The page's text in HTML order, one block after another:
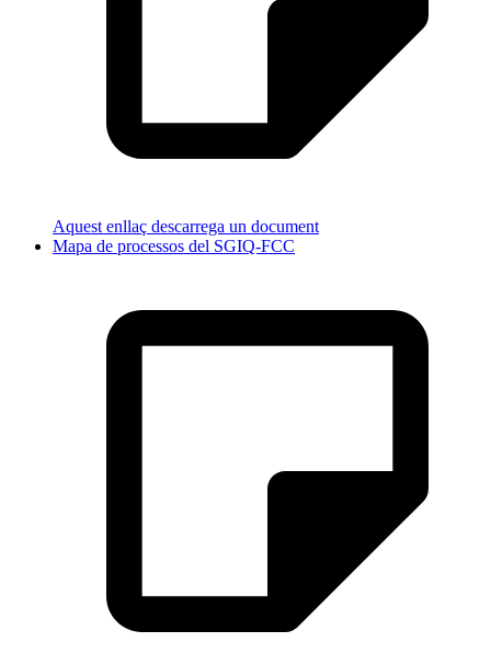
Aquest enllaç descarrega un document
Mapa de processos del SGIQ-FCC